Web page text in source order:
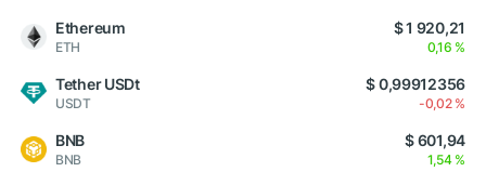
Ethereum
ETH
$ 1 920,21
0,16 %
Tether USDt
USDT
$ 0,99912356
-0,02 %
BNB
BNB
$ 601,94
1,54 %